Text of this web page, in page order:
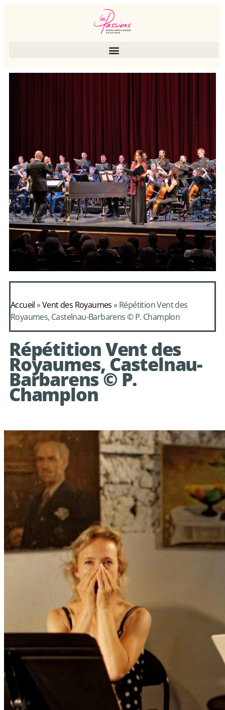
Alcimadure de
Mondonville
avec le choeur de
chambre Les Eléments
Accueil»Vent des Royaumes»Répétition Vent des
Royaumes, Castelnau-Barbarens © P. Champlon
Répétition Vent des
Royaumes, Castelnau-
Barbarens © P.
Champlon